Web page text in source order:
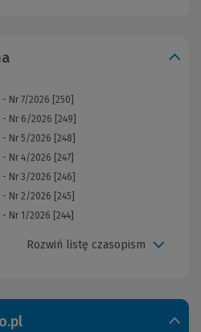
Nr 7/2026 [250]
Nr 6/2026 [249]
Nr 5/2026 [248]
Nr 4/2026 [247]
Nr 3/2026 [246]
Nr 2/2026 [245]
Nr 1/2026 [244]
Rozwiń listę czasopism